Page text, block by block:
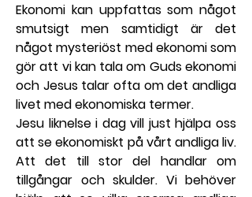
Ekonomi kan uppfattas som något
smutsigt men samtidigt är det
något mysteriöst med ekonomi som
gör att vi kan tala om Guds ekonomi
och Jesus talar ofta om det andliga
livet med ekonomiska termer.
Jesu liknelse i dag vill just hjälpa oss
att se ekonomiskt på vårt andliga liv.
Att det till stor del handlar om
tillgångar och skulder. Vi behöver